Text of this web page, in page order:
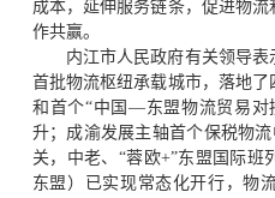
成本，延伸服务链条，促进物
作共赢。
内江市人民政府有关领导
首批物流枢纽承载城市，落地
和首个“中国—东盟物流贸易对
升；成渝发展主轴首个保税物
关，中老、“蓉欧+”东盟国际
东盟）已实现常态化开行，物